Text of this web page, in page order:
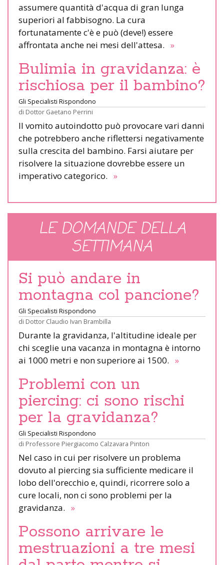
assumere quantità d'acqua di gran lunga
superiori al fabbisogno. La cura
fortunatamente c'è e può (deve!) essere
affrontata anche nei mesi dell'attesa. »
Bulimia in gravidanza: è
rischiosa per il bambino?
Gli Specialisti Rispondono
di Dottor Gaetano Perrini
Il vomito autoindotto può provocare vari danni
che potrebbero anche riflettersi negativamente
sulla crescita del bambino. Farsi aiutare per
risolvere la situazione dovrebbe essere un
imperativo categorico. »
LE DOMANDE DELLA
SETTIMANA
Si può andare in
montagna col pancione?
Gli Specialisti Rispondono
di Dottor Claudio Ivan Brambilla
Durante la gravidanza, l'altitudine ideale per
chi sceglie una vacanza in montagna è intorno
ai 1000 metri e non superiore ai 1500. »
Problemi con un
piercing: ci sono rischi
per la gravidanza?
Gli Specialisti Rispondono
di Professore Piergiacomo Calzavara Pinton
Nel caso in cui per risolvere un problema
dovuto al piercing sia sufficiente medicare il
lobo dell'orecchio e, quindi, ricorrere solo a
cure locali, non ci sono problemi per la
gravidanza. »
Possono arrivare le
mestruazioni a tre mesi